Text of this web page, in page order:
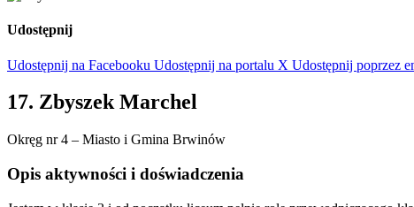
Udostępnij
Udostępnij na Facebooku Udostępnij na portalu X Udostępnij poprzez
17. Zbyszek Marchel
Okręg nr 4 – Miasto i Gmina Brwinów
Opis aktywności i doświadczenia